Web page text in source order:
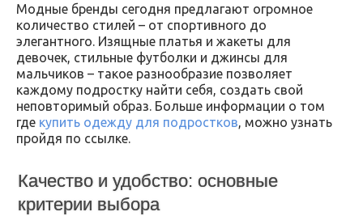
Модные бренды сегодня предлагают огромное
количество стилей – от спортивного до
элегантного. Изящные платья и жакеты для
девочек, стильные футболки и джинсы для
мальчиков – такое разнообразие позволяет
каждому подростку найти себя, создать свой
неповторимый образ. Больше информации о том
где купить одежду для подростков , можно узнать
пройдя по ссылке.
Качество и удобство: основные
критерии выбора